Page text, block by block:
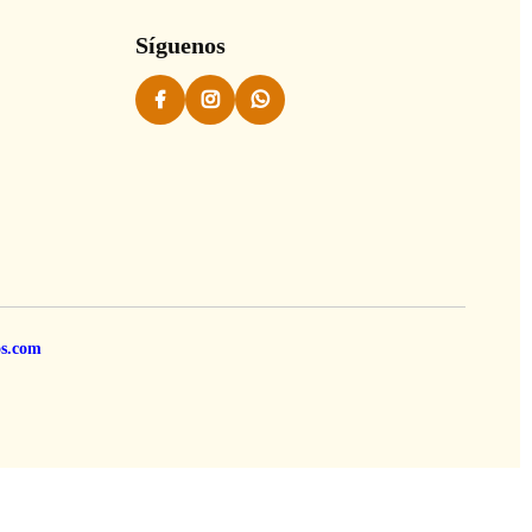
Síguenos